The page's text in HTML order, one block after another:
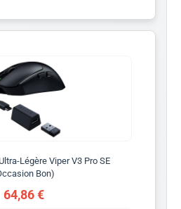
Légère Viper V3 Pro SE
Bon)
64,86 €